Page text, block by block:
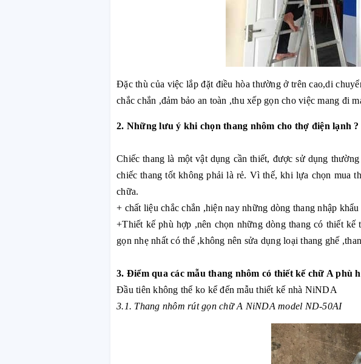
Đặc thù của việc lắp đặt điều hòa thường ở trên cao,di
chắc chắn ,đảm bảo an toàn ,thu xếp gọn cho việc mang đi
2. Những lưu ý khi chọn thang nhôm cho thợ điện lạnh ?
Chiếc thang là một vật dụng cần thiết, được sử dụng
chiếc thang tốt không phải là rẻ. Vì thế, khi lựa chọn mua
chữa.
+ chất liệu chắc chắn ,hiện nay những dòng thang nhập
+Thiết kế phù hợp ,nên chọn những dòng thang có thiết
gọn nhẹ nhất có thể ,không nên sửa dụng loại thang ghế
3. Điểm qua các mẫu thang nhôm có thiết kế chữ A phù
Đầu tiên không thể ko kể đến mẫu thiết kế nhà NiNDA
3.1. Thang nhôm rút gọn chữ A NiNDA model ND-50AI